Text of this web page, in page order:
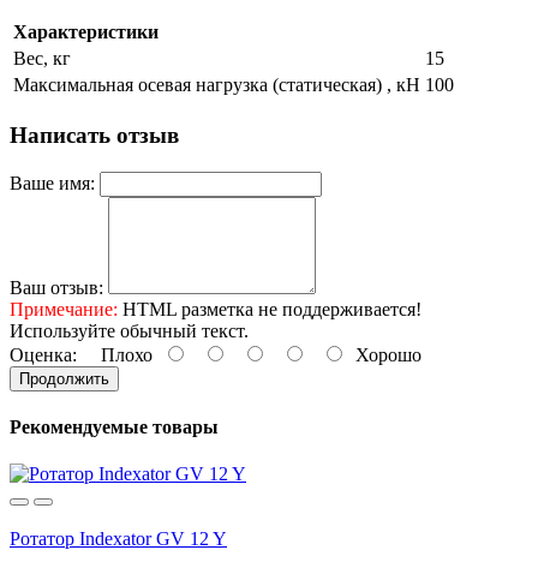
Характеристики
Вес, кг
15
Максимальная осевая нагрузка (статическая) , кН 100
Написать отзыв
Ваше имя:
Ваш отзыв:
Примечание: HTML разметка не поддерживается!
Используйте обычный текст.
Оценка: Плохо Хорошо
Продолжить
Рекомендуемые товары
Ротатор Indexator GV 12 Y